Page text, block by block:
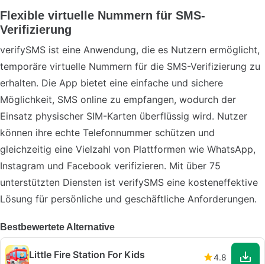
Flexible virtuelle Nummern für SMS-
Verifizierung
verifySMS ist eine Anwendung, die es Nutzern ermöglicht,
temporäre virtuelle Nummern für die SMS-Verifizierung zu
erhalten. Die App bietet eine einfache und sichere
Möglichkeit, SMS online zu empfangen, wodurch der
Einsatz physischer SIM-Karten überflüssig wird. Nutzer
können ihre echte Telefonnummer schützen und
gleichzeitig eine Vielzahl von Plattformen wie WhatsApp,
Instagram und Facebook verifizieren. Mit über 75
unterstützten Diensten ist verifySMS eine kosteneffektive
Lösung für persönliche und geschäftliche Anforderungen.
Bestbewertete Alternative
Little Fire Station For Kids 4.8